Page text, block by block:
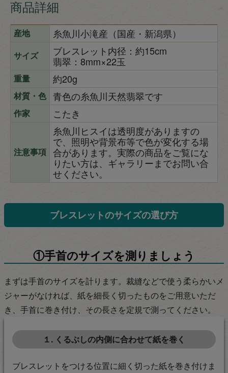
商品詳細
産地 糸魚川小滝産（国産・新潟県）
サイズ
ブレスレット内径：約15cm
翡翠：8mm×22玉
重量 約20g
材質・色 青色の糸魚川天然翡翠です
作家 こたき
注意事項
糸魚川ヒスイは透明度がありますの
で、照明や背景布等で色が変化する場
合があります。実際の商品をご覧にな
りたい方は、ギャラリーまでお問い合
せください。
ブレスレットのサイズの選び方
①手首のサイズを測りましょう
まずは手首のサイズを計ります。裁縫などで使う柔らかいメ
ジャーがなければ、紙を細長く切ったものをご用意いただ
き、手首に巻き付け、その長さを定規で測ってください。
１. くるぶしの内側に合わせて紙を巻く
ブレスレットをつける位置に細く切った紙を巻き付けま